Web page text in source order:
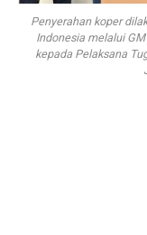
Penyerahan koper
Indonesia melalui
kepada Pelaksana